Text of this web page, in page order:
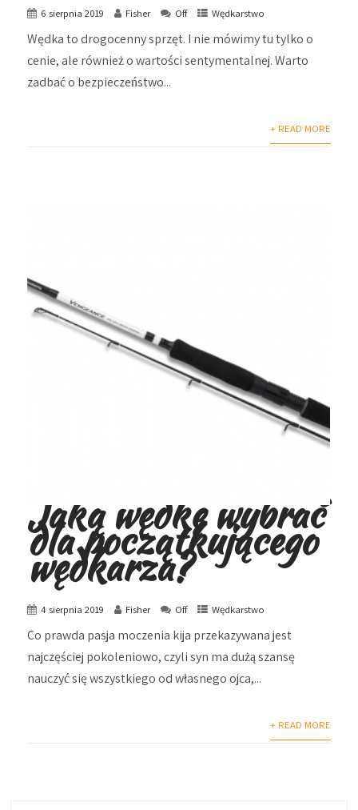
6 sierpnia 2019 Fisher Off Wędkarstwo
Wędka to drogocenny sprzęt. I nie mówimy tu tylko o
cenie, ale również o wartości sentymentalnej. Warto
zadbać o bezpieczeństwo...
+ READ MORE
Jaką wędkę wybrać
dla początkującego
wędkarza?
4 sierpnia 2019 Fisher Off Wędkarstwo
Co prawda pasja moczenia kija przekazywana jest
najczęściej pokoleniowo, czyli syn ma dużą szansę
nauczyć się wszystkiego od własnego ojca,...
+ READ MORE